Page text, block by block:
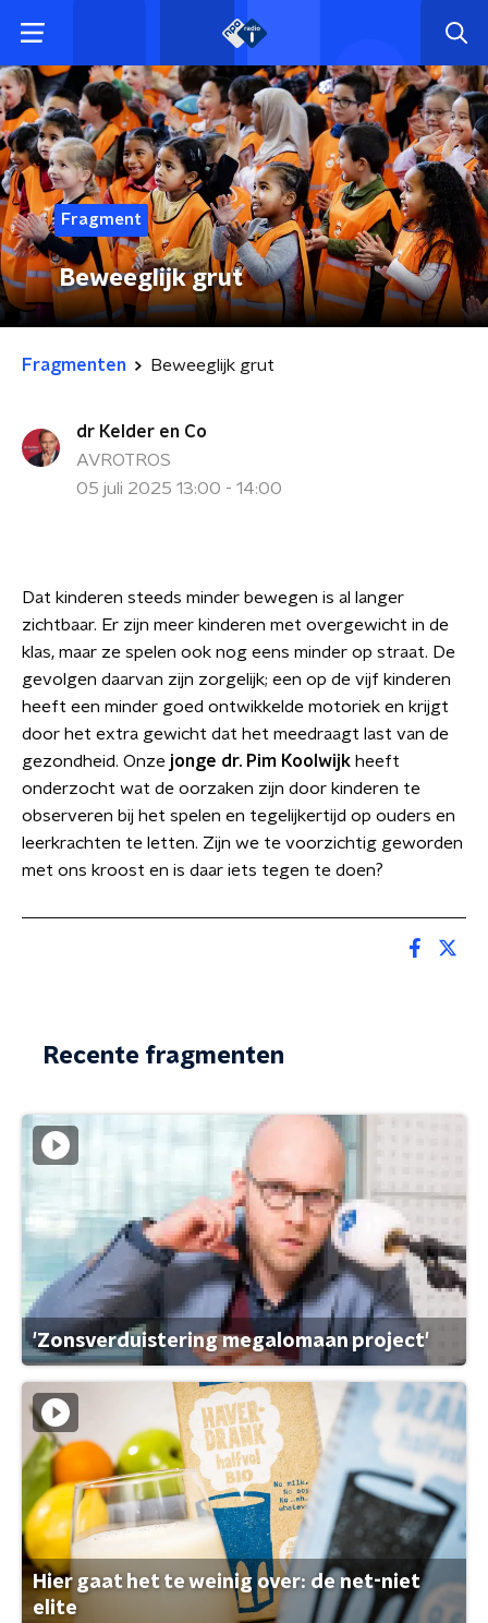
Fragment
Beweeglijk grut
Fragmenten Beweeglijk grut
dr Kelder en Co
AVROTROS
05 juli 2025 13:00 - 14:00
Dat kinderen steeds minder bewegen is al langer
zichtbaar. Er zijn meer kinderen met overgewicht in de
klas, maar ze spelen ook nog eens minder op straat. De
gevolgen daarvan zijn zorgelijk; een op de vijf kinderen
heeft een minder goed ontwikkelde motoriek en krijgt
door het extra gewicht dat het meedraagt last van de
gezondheid. Onze jonge dr. Pim Koolwijk heeft
onderzocht wat de oorzaken zijn door kinderen te
observeren bij het spelen en tegelijkertijd op ouders en
leerkrachten te letten. Zijn we te voorzichtig geworden
met ons kroost en is daar iets tegen te doen?
Recente fragmenten
'Zonsverduistering megalomaan project'
Hier gaat het te weinig over: de net-niet
elite